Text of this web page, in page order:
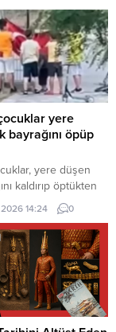
yere
bayrağını öpüp
yere düşen
kaldırıp öptükten
ekiplerinin de
çekti. O anlar
kamerası tarafından
kaldırıp öptüler
Mahallesi’nde dün
Cumhuriyet
direkte bulunan
rüzgar nedeniyle
14:24 0